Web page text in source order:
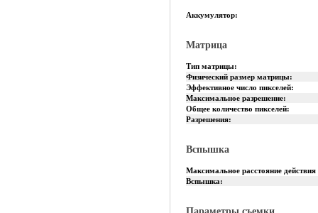
Аккумулятор:
Матрица
Тип матрицы:
Физический размер матрицы:
Эффективное число пикселей:
Максимальное разрешение:
Общее количество пикселей:
Разрешения:
Вспышка
Максимальное расстояние
Вспышка: